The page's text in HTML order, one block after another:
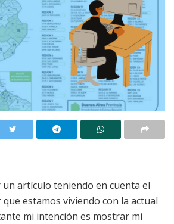
artículo teniendo en cuenta el
estamos viviendo con la actual
mi intención es mostrar mi